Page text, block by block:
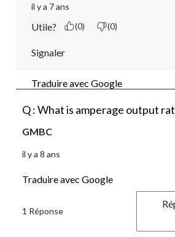
il y a 7 ans
Utile? (0) (0)
Signaler
Traduire avec Google
Q : What is amperage output
GMBC
il y a 8 ans
Traduire avec Google
1 Réponse